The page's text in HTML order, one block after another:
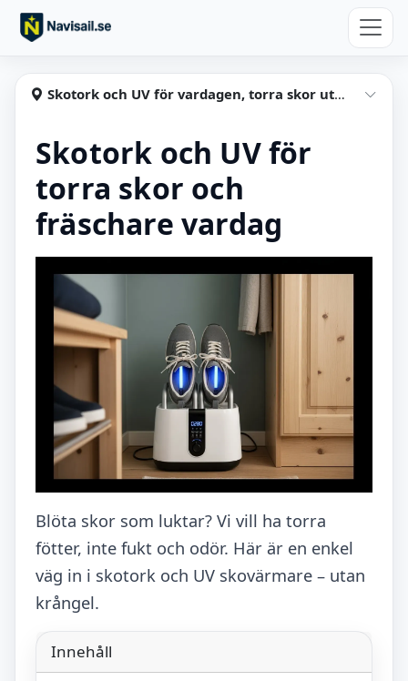
Hoppa till huvudinnehåll
Navisail
Skotork och UV för vardagen, torra skor utan krångel
Skotork och UV för
torra skor och
fräschare vardag
Blöta skor som luktar? Vi vill ha torra
fötter, inte fukt och odör. Här är en enkel
väg in i skotork och UV skovärmare – utan
krångel.
Innehåll